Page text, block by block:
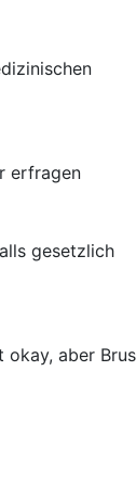
erfragen
gesetzlich
okay, aber